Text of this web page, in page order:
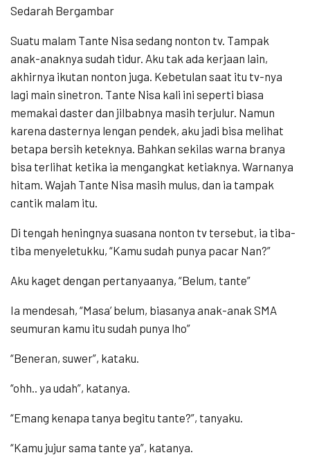
Sedarah Bergambar
Suatu malam Tante Nisa sedang nonton tv. Tampak
anak-anaknya sudah tidur. Aku tak ada kerjaan lain,
akhirnya ikutan nonton juga. Kebetulan saat itu tv-nya
lagi main sinetron. Tante Nisa kali ini seperti biasa
memakai daster dan jilbabnya masih terjulur. Namun
karena dasternya lengan pendek, aku jadi bisa melihat
betapa bersih keteknya. Bahkan sekilas warna branya
bisa terlihat ketika ia mengangkat ketiaknya. Warnanya
hitam. Wajah Tante Nisa masih mulus, dan ia tampak
cantik malam itu.
Di tengah heningnya suasana nonton tv tersebut, ia tiba-
tiba menyeletukku, “Kamu sudah punya pacar Nan?”
Aku kaget dengan pertanyaanya, “Belum, tante”
Ia mendesah, “Masa’ belum, biasanya anak-anak SMA
seumuran kamu itu sudah punya lho”
“Beneran, suwer”, kataku.
“ohh.. ya udah”, katanya.
“Emang kenapa tanya begitu tante?”, tanyaku.
“Kamu jujur sama tante ya”, katanya.